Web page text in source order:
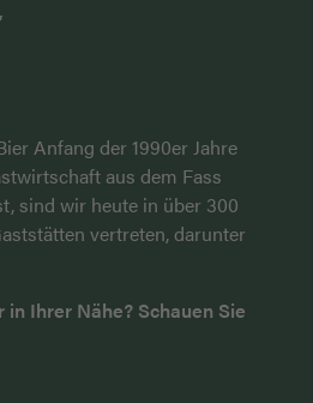
Anfang der 1990er Jahre
aus dem Fass
sind wir heute in über 300
vertreten, darunter
in Ihrer Nähe? Schauen Sie